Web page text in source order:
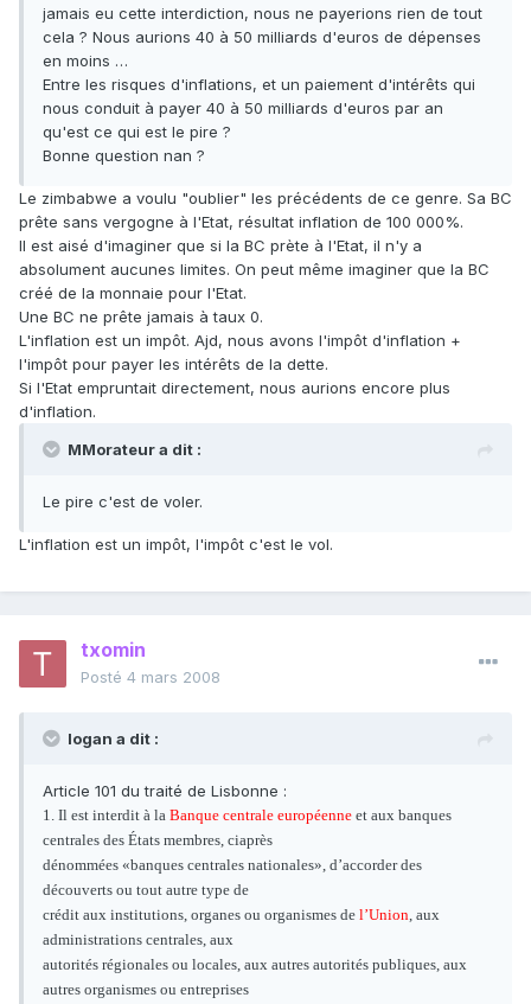
jamais eu cette interdiction, nous ne payerions rien de tout
cela ? Nous aurions 40 à 50 milliards d'euros de dépenses
en moins …
Entre les risques d'inflations, et un paiement d'intérêts qui
nous conduit à payer 40 à 50 milliards d'euros par an
qu'est ce qui est le pire ?
Bonne question nan ?
Le zimbabwe a voulu "oublier" les précédents de ce genre. Sa BC
prête sans vergogne à l'Etat, résultat inflation de 100 000%.
Il est aisé d'imaginer que si la BC prète à l'Etat, il n'y a
absolument aucunes limites. On peut même imaginer que la BC
créé de la monnaie pour l'Etat.
Une BC ne prête jamais à taux 0.
L'inflation est un impôt. Ajd, nous avons l'impôt d'inflation +
l'impôt pour payer les intérêts de la dette.
Si l'Etat empruntait directement, nous aurions encore plus
d'inflation.
MMorateur a dit :
Le pire c'est de voler.
L'inflation est un impôt, l'impôt c'est le vol.
txomin
Posté 4 mars 2008
logan a dit :
Article 101 du traité de Lisbonne :
1. Il est interdit à la Banque centrale européenne et aux banques
centrales des États membres, ciaprès
dénommées «banques centrales nationales», d’accorder des
découverts ou tout autre type de
crédit aux institutions, organes ou organismes de l’Union, aux
administrations centrales, aux
autorités régionales ou locales, aux autres autorités publiques, aux
autres organismes ou entreprises